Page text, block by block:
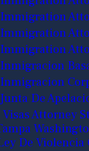
Immigration
Immigration
Immigration
Inmigracion
Inmigracion
Junta De
Visas Attorney
De Violencia